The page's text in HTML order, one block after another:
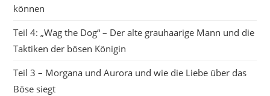
können
Teil 4: „Wag the Dog“ – Der alte grauhaarige Mann und die
Taktiken der bösen Königin
Teil 3 – Morgana und Aurora und wie die Liebe über das
Böse siegt